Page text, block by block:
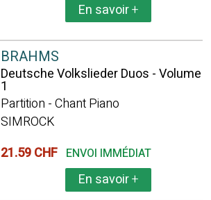
En savoir+
BRAHMS
Deutsche Volkslieder Duos - Volume
1
Partition - Chant Piano
SIMROCK
21.59 CHF ENVOI IMMÉDIAT
En savoir+